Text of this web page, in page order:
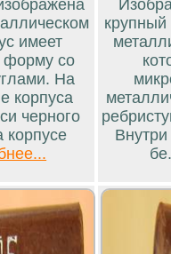
имеет
форму со
На
корпуса
черного
корпусе
крупный
Внутри